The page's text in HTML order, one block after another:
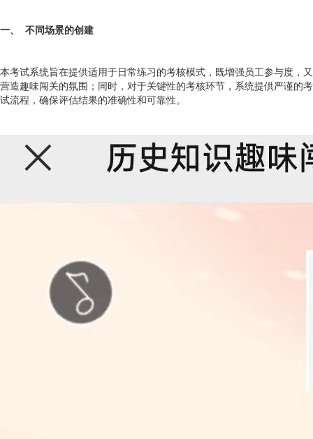
一、 不同场景的创建
本考试系统旨在提供适用于日常练习的考核模式，既增强员工参与度，又
营造趣味闯关的氛围；同时，对于关键性的考核环节，系统提供严谨的考
试流程，确保评估结果的准确性和可靠性。